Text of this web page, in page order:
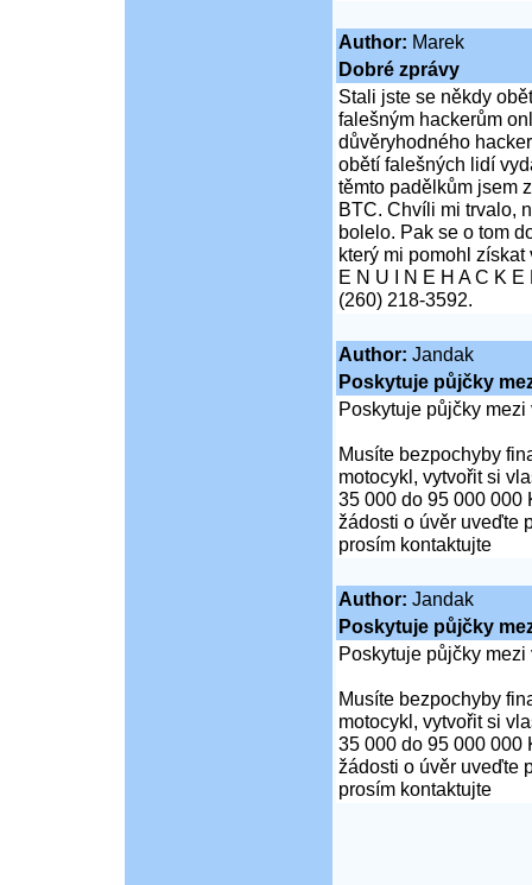
Author: Marek
Dobré zprávy
Stali jste se někdy
falešným hackerům
důvěryhodného
obětí falešných lidí
těmto padělkům jsem
BTC. Chvíli mi trvalo,
bolelo. Pak se o tom
který mi pomohl
E N U I N E H A C K E
(260) 218-3592.
Author: Jandak
Poskytuje půjčky
Poskytuje půjčky
Musíte bezpochyby
motocykl, vytvořit si
35 000 do 95 000 000
žádosti o úvěr uveďte
prosím kontaktujte
Author: Jandak
Poskytuje půjčky
Poskytuje půjčky
Musíte bezpochyby
motocykl, vytvořit si
35 000 do 95 000 000
žádosti o úvěr uveďte
prosím kontaktujte